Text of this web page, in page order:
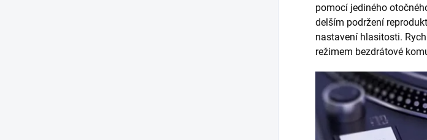
pomocí jediného
delším podržení
nastavení hlasitosti.
režimem bezdrátové